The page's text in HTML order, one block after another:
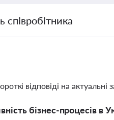
співробітника
відповіді на актуальні
бізнес-процесів в